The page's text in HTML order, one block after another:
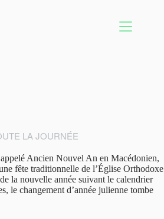
LA JOURNÉE
Ancien Nouvel An en Macédonien,
fête traditionnelle de l’Église Orthodoxe
la nouvelle année suivant le calendrier
le changement d’année julienne tombe